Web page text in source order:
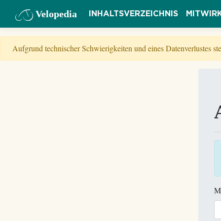
Velopedia INHALTSVERZEICHNIS
Aufgrund technischer Schwierigkeiten und eines Datenverlustes